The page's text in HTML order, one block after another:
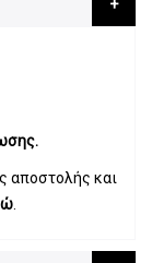
αποστολής και